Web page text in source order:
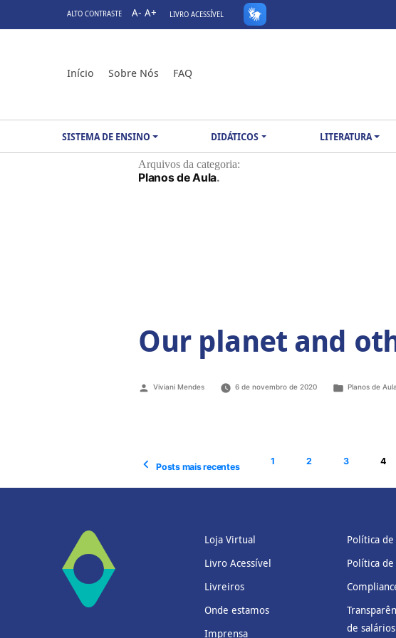
ALTO CONTRASTE A- A+ LIVRO ACESSÍVEL
Início Sobre Nós FAQ
SISTEMA DE ENSINO DIDÁTICOS LITERATURA
Arquivos da categoria:
Planos de Aula
Our planet and
Viviani Mendes 6 de novembro de 2020 Planos de Aula
Posts mais recentes
1 2 3 4
Loja Virtual
Livro Acessível
Livreiros
Onde estamos
Imprensa
Política
Política
de salários